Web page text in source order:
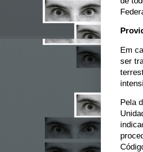
Em
ser
Pela